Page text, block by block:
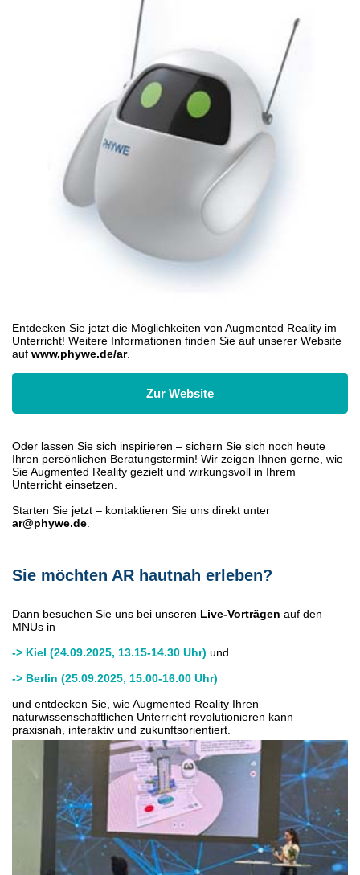
Entdecken Sie jetzt die Möglichkeiten von Augmented Reality im
Unterricht! Weitere Informationen finden Sie auf unserer Website
auf www.phywe.de/ar.
Zur Website
Oder lassen Sie sich inspirieren – sichern Sie sich noch heute
Ihren persönlichen Beratungstermin! Wir zeigen Ihnen gerne, wie
Sie Augmented Reality gezielt und wirkungsvoll in Ihrem
Unterricht einsetzen.
Starten Sie jetzt – kontaktieren Sie uns direkt unter
ar@phywe.de
Sie möchten AR hautnah erleben?
Dann besuchen Sie uns bei unseren Live-Vorträgen auf den
MNUs in
-> Kiel (24.09.2025, 13.15-14.30 Uhr) und
-> Berlin (25.09.2025, 15.00-16.00 Uhr)
und entdecken Sie, wie Augmented Reality Ihren
naturwissenschaftlichen Unterricht revolutionieren kann –
praxisnah, interaktiv und zukunftsorientiert.